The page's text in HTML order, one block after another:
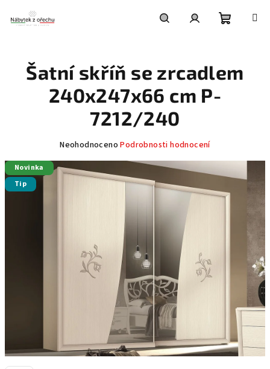
obsah
košík
Šatní skříň se zrcadlem
240x247x66 cm P-
7212/240
Průměrné
produktu
Neohodnoceno Podrobnosti hodnocení
Novinka
Tip